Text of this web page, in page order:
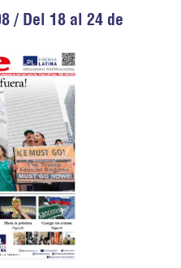
/ Del 18 al 24 de